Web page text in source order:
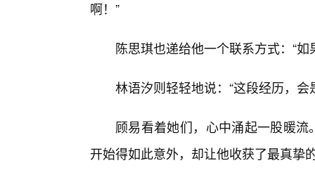
啊！”
陈思琪也递给他一个联系方式：“
林语汐则轻轻地说：“这段经历，
顾易看着她们，心中涌起一股暖流
开始得如此意外，却让他收获了最真挚